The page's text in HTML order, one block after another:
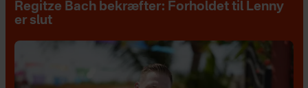
Regitze Bach bekræfter: Forholdet til Lenny
er slut